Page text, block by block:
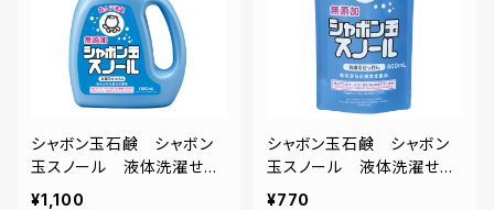
シャボン玉石鹸 シャボン
玉スノール 液体洗濯せっ
けん 1000ml
¥1,100
シャボン玉石鹸 シャボン
玉スノール 液体洗濯せっ
けん詰め替え 800ml
¥770